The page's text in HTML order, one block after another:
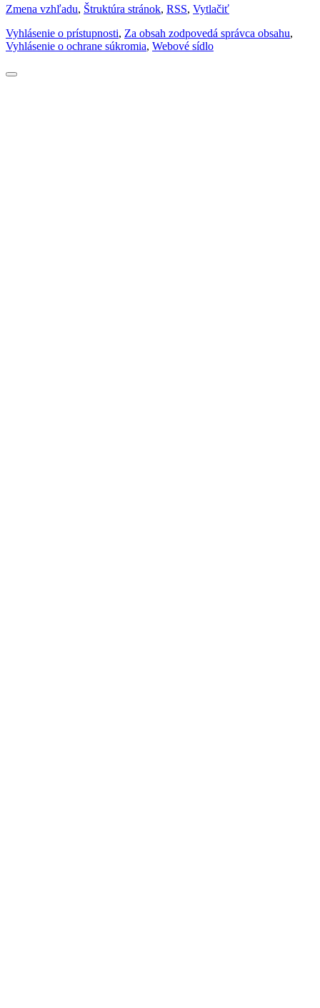
Zmena vzhľadu, Štruktúra stránok, RSS, Vytlačiť
Vyhlásenie o prístupnosti, Za obsah zodpovedá správca obsahu,
Vyhlásenie o ochrane súkromia, Webové sídlo